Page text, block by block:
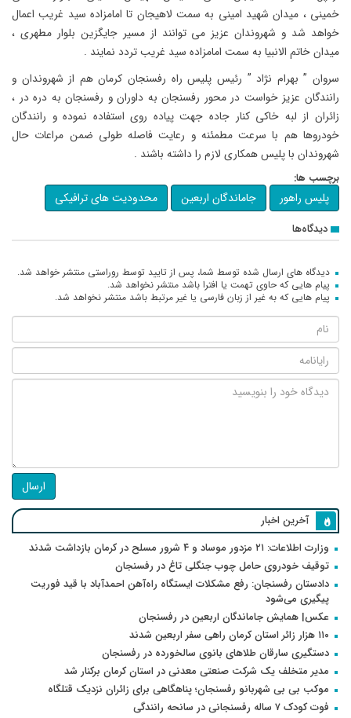
خمینی ، میدان شهید امینی به سمت لاهیجان تا امامزاده سید غریب اعمال
خواهد شد و شهروندان عزیز می توانند از مسیر جایگزین بلوار مطهری ،
میدان خاتم الانبیا به سمت امامزاده سید غریب تردد نمایند .
سروان ” بهرام نژاد ” رئیس پلیس راه رفسنجان کرمان هم از شهروندان و
رانندگان عزیز خواست در محور رفسنجان به داوران و رفسنجان به دره در ،
زائران از لبه خاکی کنار جاده جهت پیاده روی استفاده نموده و رانندگان
خودروها هم با سرعت مطمئنه و رعایت فاصله طولی ضمن مراعات حال
شهروندان با پلیس همکاری لازم را داشته باشند .
برچسب ها:
پلیس راهور جاماندگان اربعین محدودیت های ترافیکی
دیدگاه‌ها
دیدگاه های ارسال شده توسط شما، پس از تایید توسط روراستی منتشر خواهد شد.
پیام هایی که حاوی تهمت یا افترا باشد منتشر نخواهد شد.
پیام هایی که به غیر از زبان فارسی یا غیر مرتبط باشد منتشر نخواهد شد.
ارسال
آخرین اخبار
وزارت اطلاعات: ۲۱ مزدور موساد و ۴ شرور مسلح در کرمان بازداشت شدند
توقیف خودروی حامل چوب جنگلی تاغ در رفسنجان
دادستان رفسنجان: رفع مشکلات ایستگاه راه‌آهن احمدآباد با قید فوریت
پیگیری می‌شود
عکس| همایش جاماندگان اربعین در رفسنجان
۱۱۰ هزار زائر استان کرمان راهی سفر اربعین شدند
دستگیری سارقان طلاهای بانوی سالخورده در رفسنجان
مدیر متخلف یک شرکت صنعتی معدنی در استان کرمان برکنار شد
موکب بی بی شهربانو رفسنجان؛ پناهگاهی برای زائران نزدیک قتلگاه
فوت کودک ۷ ساله رفسنجانی در سانحه رانندگی